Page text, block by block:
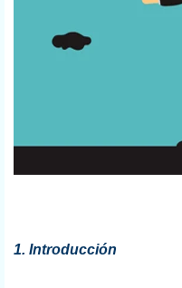
1. Introducción